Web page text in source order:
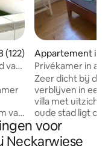
beoordeling van
(122)
van
van
Appartement in
Privékamer in art
4-WZ-120B)
Zeer dicht bij de
verblijven in een
villa met uitzicht
oude stad ligt op
lopen. Naast de
zich een keuken
voor
Neckarwiese